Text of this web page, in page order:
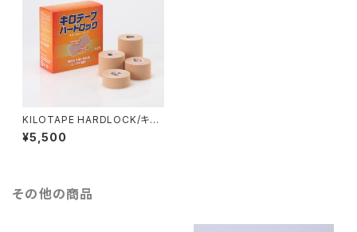
KILOTAPE HARDLOCK/キロ
テープ ハードロック
¥5,500
その他の商品